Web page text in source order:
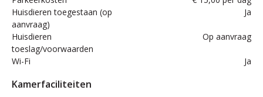
Huisdieren toegestaan (op
aanvraag)
Ja
Huisdieren
toeslag/voorwaarden
Op aanvraag
Wi-Fi Ja
Kamerfaciliteiten